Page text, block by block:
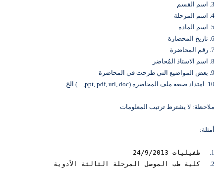
3. اسم القسم
4. اسم المرحلة
5. اسم المادة
6. تاريخ المحضارة
7. رقم المحاضرة
8. اسم الاستاذ المُحاضر
9. بعض المواضيع التي طرحت في المحاضرة
10. امتداد صيغة ملف المحاضرة (ppt, pdf, url, doc,....) الخ
ملاحظة: لا يشترط ترتيب المعلومات
أمثلة:
1.
طفيليات 24/9/2013
2.
كلية طب الموصل المرحلة الثالثة الأدوية